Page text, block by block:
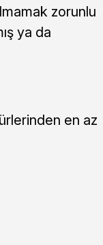
zorunlu
ya da
en az